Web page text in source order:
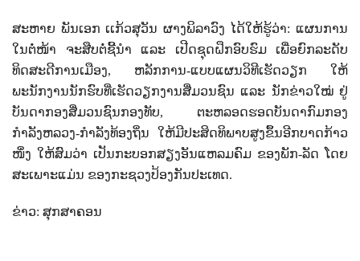
ສະຫາຍ ພັນເອກ ເເກ້ວສຸວັນ ຜາງພິລາວົງ ໄດ້ໃຫ້ຮູ້ວ່າ: ແຜນການ
ໃນຕໍ່ໜ້າ ຈະສືບຕໍ່ຊີ້ນໍາ ແລະ ເປີດຊຸດຝຶກອົບຮົມ ເພື່ອຍົກລະດັບ
ທິດສະດີການເມືອງ, ຫລັກການ-ແບບແຜນວິທີເຮັດວຽກ ໃຫ້
ພະນັກງານນັກຮົບທີ່ເຮັດວຽກງານສື່ມວນຊົນ ແລະ ນັກຂ່າວໃໝ່ ຢູ່
ບັນດາກອງສື່ມວນຊົນກອງທັບ, ຕະຫລອດຮອດບັນດາກົມກອງ
ກຳລັງຫລວງ-ກຳລັງທ້ອງຖິ່ນ ໃຫ້ມີປະສິດທິພາບສູງຂຶ້ນອີກບາດກ້າວ
ໜຶ່ງ ໃຫ້ສົມວ່າ ເປັນກະບອກສຽງອັນແຫລມຄົມ ຂອງພັກ-ລັດ ​ໂດຍ
ສະເພາະແມ່ນ ຂອງກະຊວງປ້ອງກັນປະເທດ.
ຂ່າວ: ສຸກສາຄອນ